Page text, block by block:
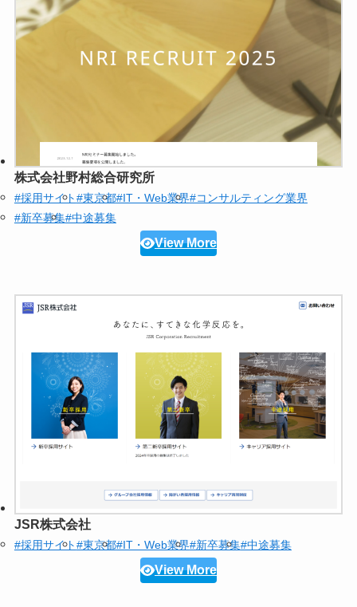
株式会社野村総合研究所
#採用サイト#東京都#IT・Web業界#コンサルティング業界
#新卒募集#中途募集
View More
JSR株式会社
#採用サイト#東京都#IT・Web業界#新卒募集#中途募集
View More